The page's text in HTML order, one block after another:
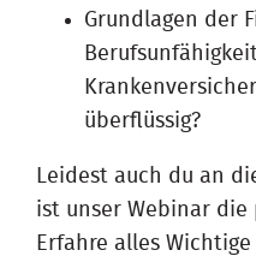
Grundlagen der
überflüssig?
Leidest auch du an
ist unser Webinar die
Erfahre alles